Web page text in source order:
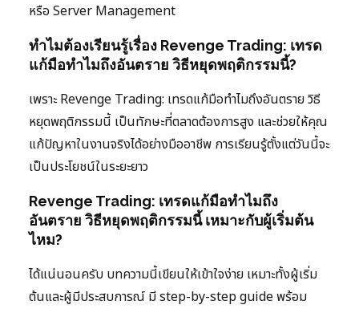
หรือ Server Management
ทำไมต้องเรียนรู้เรื่อง Revenge Trading: เทรด
แก้มือทำไมถึงอันตราย วิธีหยุดพฤติกรรมนี้?
เพราะ Revenge Trading: เทรดแก้มือทำไมถึงอันตราย วิธี
หยุดพฤติกรรมนี้ เป็นทักษะที่ตลาดต้องการสูง และช่วยให้คุณ
แก้ปัญหาในงานจริงได้อย่างมืออาชีพ การเรียนรู้ตั้งแต่วันนี้จะ
เป็นประโยชน์ในระยะยาว
Revenge Trading: เทรดแก้มือทำไมถึง
อันตราย วิธีหยุดพฤติกรรมนี้ เหมาะกับผู้เริ่มต้น
ไหม?
ได้แน่นอนครับ บทความนี้เขียนให้เข้าใจง่าย เหมาะทั้งผู้เริ่ม
ต้นและผู้มีประสบการณ์ มี step-by-step guide พร้อม